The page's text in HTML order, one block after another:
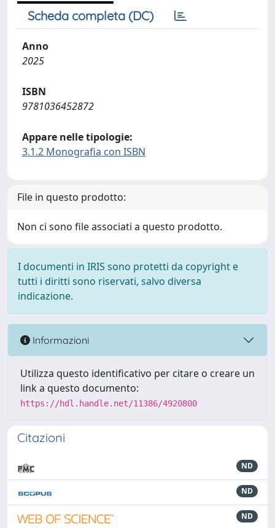
Scheda completa (DC)
Anno
2025
ISBN
9781036452872
Appare nelle tipologie:
3.1.2 Monografia con ISBN
File in questo prodotto:
Non ci sono file associati a questo prodotto.
I documenti in IRIS sono protetti da copyright e
tutti i diritti sono riservati, salvo diversa
indicazione.
Informazioni
Utilizza questo identificativo per citare o creare un
link a questo documento:
https://hdl.handle.net/11386/4920800
Citazioni
ND
ND
ND